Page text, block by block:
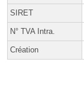
SIRET
N° TVA Intra.
Création